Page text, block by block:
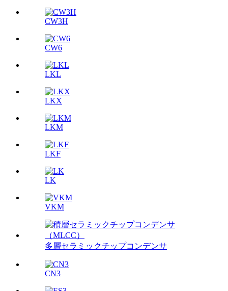
CW3H
CW6
LKL
LKX
LKM
LKF
LK
VKM
多層セラミックチップコンデンサ
CN3